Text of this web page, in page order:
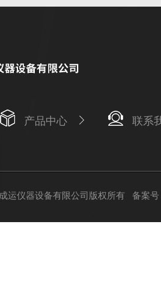
产品中心 联系
运仪器设备有限公司版权所有 备案号